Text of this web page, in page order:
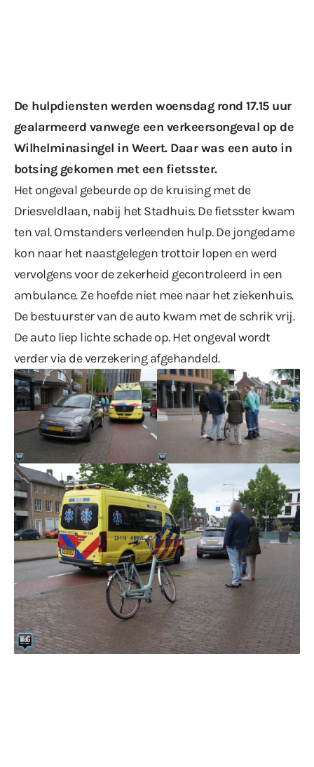
De hulpdiensten werden woensdag rond 17.15 uur
gealarmeerd vanwege een verkeersongeval op de
Wilhelminasingel in Weert. Daar was een auto in
botsing gekomen met een fietsster.
Het ongeval gebeurde op de kruising met de
Driesveldlaan, nabij het Stadhuis. De fietsster kwam
ten val. Omstanders verleenden hulp. De jongedame
kon naar het naastgelegen trottoir lopen en werd
vervolgens voor de zekerheid gecontroleerd in een
ambulance. Ze hoefde niet mee naar het ziekenhuis.
De bestuurster van de auto kwam met de schrik vrij.
De auto liep lichte schade op. Het ongeval wordt
verder via de verzekering afgehandeld.